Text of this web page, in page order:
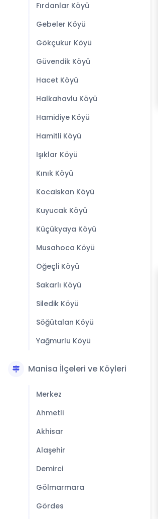
Fırdanlar Köyü
Gebeler Köyü
Gökçukur Köyü
Güvendik Köyü
Hacet Köyü
Halkahavlu Köyü
Hamidiye Köyü
Hamitli Köyü
Işıklar Köyü
Kınık Köyü
Kocaiskan Köyü
Kuyucak Köyü
Küçükyaya Köyü
Musahoca Köyü
Öğeçli Köyü
Sakarlı Köyü
Siledik Köyü
Söğütalan Köyü
Yağmurlu Köyü
Manisa İlçeleri ve Köyleri
Merkez
Ahmetli
Akhisar
Alaşehir
Demirci
Gölmarmara
Gördes